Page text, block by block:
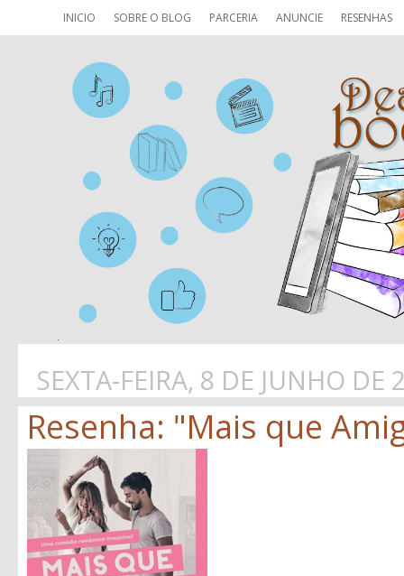
INICIO SOBRE O BLOG PARCERIA ANUNCIE RESENHAS
SEXTA-FEIRA, 8 DE JUNHO DE
Resenha: "Mais que